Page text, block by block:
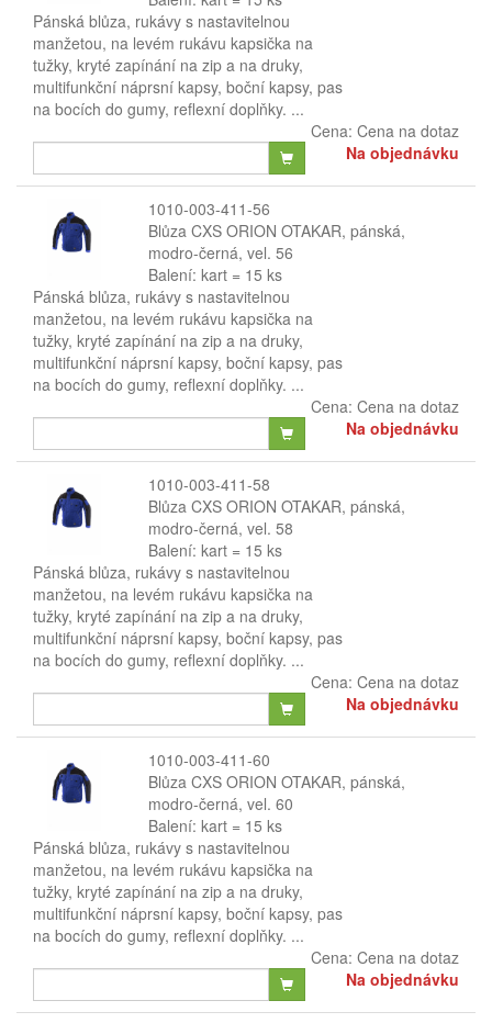
Pánská blůza, rukávy s nastavitelnou
manžetou, na levém rukávu kapsička na
tužky, kryté zapínání na zip a na druky,
multifunkční náprsní kapsy, boční kapsy, pas
na bocích do gumy, reflexní doplňky. ...
Cena: Cena na dotaz
Na objednávku
1010-003-411-56
Blůza CXS ORION OTAKAR, pánská,
modro-černá, vel. 56
Balení: kart = 15 ks
Pánská blůza, rukávy s nastavitelnou
manžetou, na levém rukávu kapsička na
tužky, kryté zapínání na zip a na druky,
multifunkční náprsní kapsy, boční kapsy, pas
na bocích do gumy, reflexní doplňky. ...
Cena: Cena na dotaz
Na objednávku
1010-003-411-58
Blůza CXS ORION OTAKAR, pánská,
modro-černá, vel. 58
Balení: kart = 15 ks
Pánská blůza, rukávy s nastavitelnou
manžetou, na levém rukávu kapsička na
tužky, kryté zapínání na zip a na druky,
multifunkční náprsní kapsy, boční kapsy, pas
na bocích do gumy, reflexní doplňky. ...
Cena: Cena na dotaz
Na objednávku
1010-003-411-60
Blůza CXS ORION OTAKAR, pánská,
modro-černá, vel. 60
Balení: kart = 15 ks
Pánská blůza, rukávy s nastavitelnou
manžetou, na levém rukávu kapsička na
tužky, kryté zapínání na zip a na druky,
multifunkční náprsní kapsy, boční kapsy, pas
na bocích do gumy, reflexní doplňky. ...
Cena: Cena na dotaz
Na objednávku